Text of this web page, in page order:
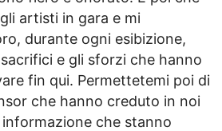
artisti in gara e mi
durante ogni esibizione,
e gli sforzi che hanno
fin qui. Permettetemi poi di
che hanno creduto in noi
che stanno